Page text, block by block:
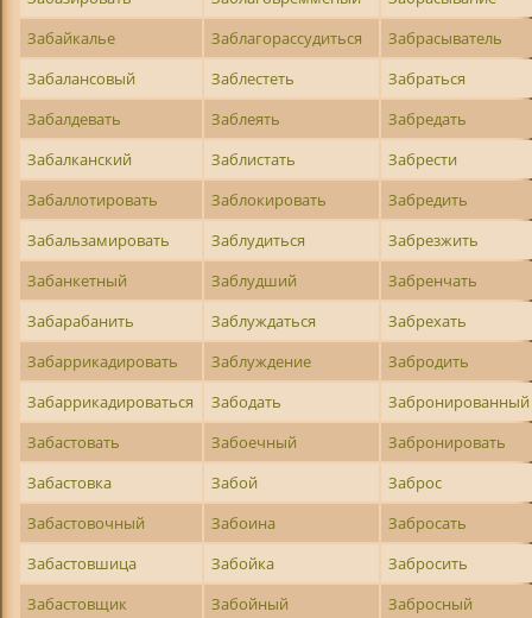
Забайкалье
Заблагорассудиться
Забрасыватель
Забалансовый
Заблестеть
Забраться
Забалдевать
Заблеять
Забредать
Забалканский
Заблистать
Забрести
Забаллотировать
Заблокировать
Забредить
Забальзамировать
Заблудиться
Забрезжить
Забанкетный
Заблудший
Забренчать
Забарабанить
Заблуждаться
Забрехать
Забаррикадировать
Заблуждение
Забродить
Забаррикадироваться
Забодать
Забронированный
Забастовать
Забоечный
Забронировать
Забастовка
Забой
Заброс
Забастовочный
Забоина
Забросать
Забастовшица
Забойка
Забросить
Забастовщик
Забойный
Забросный